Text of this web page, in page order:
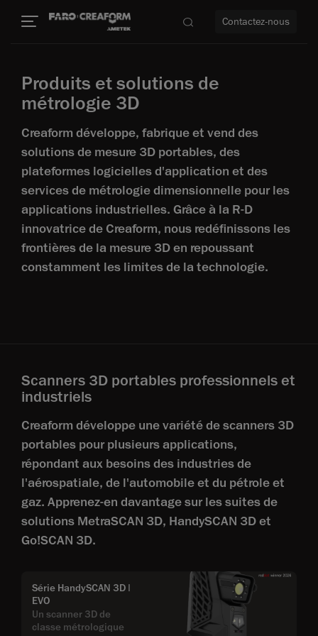
encore
Contactez-nous
Produits et solutions de
métrologie 3D
Creaform développe, fabrique et vend des
solutions de mesure 3D portables, des
plateformes logicielles d'application et des
services de métrologie dimensionnelle pour les
applications industrielles. Grâce à la R-D
innovatrice de Creaform, nous redéfinissons les
frontières de la mesure 3D en repoussant
constamment les limites de la technologie.
Scanners 3D portables professionnels et
industriels
Creaform développe une variété de scanners 3D
portables pour plusieurs applications,
répondant aux besoins des industries de
l'aérospatiale, de l'automobile et du pétrole et
gaz. Apprenez-en davantage sur les suites de
solutions MetraSCAN 3D, HandySCAN 3D et
Go!SCAN 3D.
Série HandySCAN 3D |
EVO
Un scanner 3D de
classe métrologique